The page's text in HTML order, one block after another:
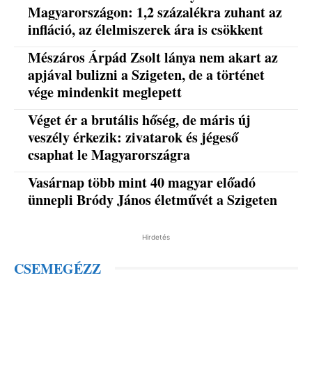
Magyarországon: 1,2 százalékra zuhant az
infláció, az élelmiszerek ára is csökkent
Mészáros Árpád Zsolt lánya nem akart az
apjával bulizni a Szigeten, de a történet
vége mindenkit meglepett
Véget ér a brutális hőség, de máris új
veszély érkezik: zivatarok és jégeső
csaphat le Magyarországra
Vasárnap több mint 40 magyar előadó
ünnepli Bródy János életművét a Szigeten
Hirdetés
CSEMEGÉZZ